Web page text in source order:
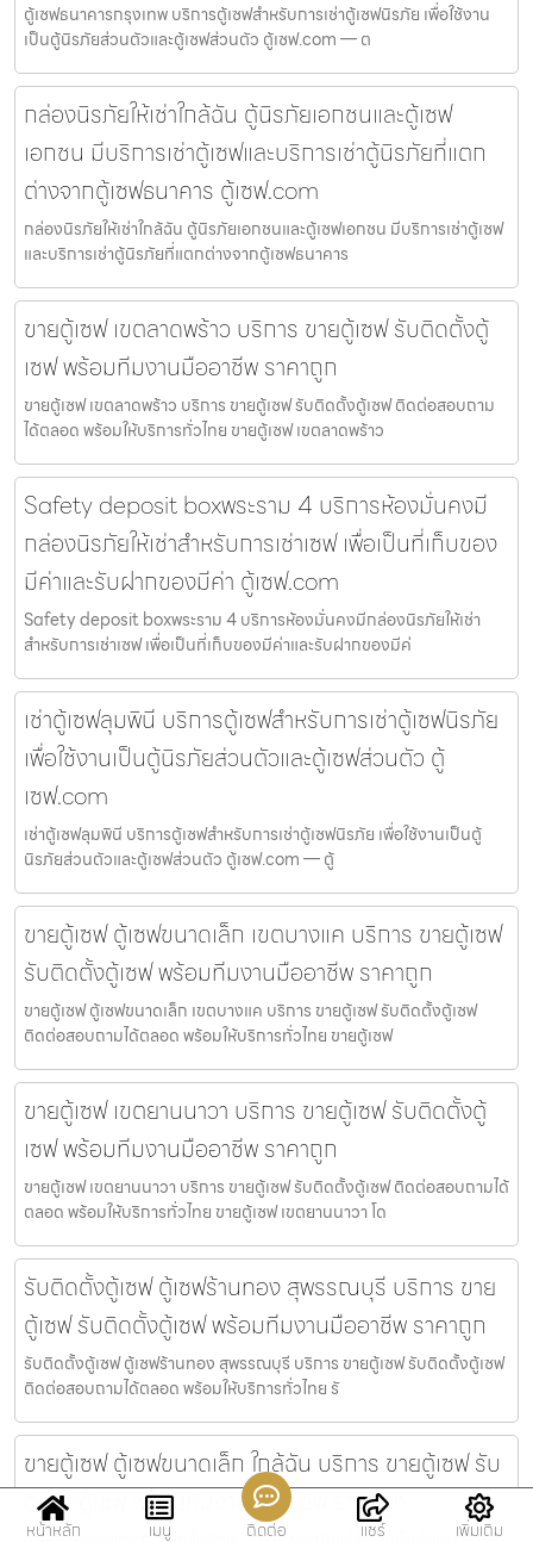
ตู้เซฟธนาคารกรุงเทพ บริการตู้เซฟสำหรับการเช่าตู้เซฟนิรภัย เพื่อใช้งาน
เป็นตู้นิรภัยส่วนตัวและตู้เซฟส่วนตัว ตู้เซฟ.com — ต
กล่องนิรภัยให้เช่าใกล้ฉัน ตู้นิรภัยเอกชนและตู้เซฟ
เอกชน มีบริการเช่าตู้เซฟและบริการเช่าตู้นิรภัยที่แตก
ต่างจากตู้เซฟธนาคาร ตู้เซฟ.com
กล่องนิรภัยให้เช่าใกล้ฉัน ตู้นิรภัยเอกชนและตู้เซฟเอกชน มีบริการเช่าตู้เซฟ
และบริการเช่าตู้นิรภัยที่แตกต่างจากตู้เซฟธนาคาร
ขายตู้เซฟ เขตลาดพร้าว บริการ ขายตู้เซฟ รับติดตั้งตู้
เซฟ พร้อมทีมงานมืออาชีพ ราคาถูก
ขายตู้เซฟ เขตลาดพร้าว บริการ ขายตู้เซฟ รับติดตั้งตู้เซฟ ติดต่อสอบถาม
ได้ตลอด พร้อมให้บริการทั่วไทย ขายตู้เซฟ เขตลาดพร้าว
Safety deposit boxพระราม 4 บริการห้องมั่นคงมี
กล่องนิรภัยให้เช่าสำหรับการเช่าเซฟ เพื่อเป็นที่เก็บของ
มีค่าและรับฝากของมีค่า ตู้เซฟ.com
Safety deposit boxพระราม 4 บริการห้องมั่นคงมีกล่องนิรภัยให้เช่า
สำหรับการเช่าเซฟ เพื่อเป็นที่เก็บของมีค่าและรับฝากของมีค่
เช่าตู้เซฟลุมพินี บริการตู้เซฟสำหรับการเช่าตู้เซฟนิรภัย
เพื่อใช้งานเป็นตู้นิรภัยส่วนตัวและตู้เซฟส่วนตัว ตู้
เซฟ.com
เช่าตู้เซฟลุมพินี บริการตู้เซฟสำหรับการเช่าตู้เซฟนิรภัย เพื่อใช้งานเป็นตู้
นิรภัยส่วนตัวและตู้เซฟส่วนตัว ตู้เซฟ.com — ตู้
ขายตู้เซฟ ตู้เซฟขนาดเล็ก เขตบางแค บริการ ขายตู้เซฟ
รับติดตั้งตู้เซฟ พร้อมทีมงานมืออาชีพ ราคาถูก
ขายตู้เซฟ ตู้เซฟขนาดเล็ก เขตบางแค บริการ ขายตู้เซฟ รับติดตั้งตู้เซฟ
ติดต่อสอบถามได้ตลอด พร้อมให้บริการทั่วไทย ขายตู้เซฟ
ขายตู้เซฟ เขตยานนาวา บริการ ขายตู้เซฟ รับติดตั้งตู้
เซฟ พร้อมทีมงานมืออาชีพ ราคาถูก
ขายตู้เซฟ เขตยานนาวา บริการ ขายตู้เซฟ รับติดตั้งตู้เซฟ ติดต่อสอบถามได้
ตลอด พร้อมให้บริการทั่วไทย ขายตู้เซฟ เขตยานนาวา โด
รับติดตั้งตู้เซฟ ตู้เซฟร้านทอง สุพรรณบุรี บริการ ขาย
ตู้เซฟ รับติดตั้งตู้เซฟ พร้อมทีมงานมืออาชีพ ราคาถูก
รับติดตั้งตู้เซฟ ตู้เซฟร้านทอง สุพรรณบุรี บริการ ขายตู้เซฟ รับติดตั้งตู้เซฟ
ติดต่อสอบถามได้ตลอด พร้อมให้บริการทั่วไทย รั
ขายตู้เซฟ ตู้เซฟขนาดเล็ก ใกล้ฉัน บริการ ขายตู้เซฟ รับ
ติดตั้งตู้เซฟ พร้อมทีมงานมืออาชีพ ราคาถูก
หน้าหลัก เมนู ติดต่อ แชร์ เพิ่มเติม